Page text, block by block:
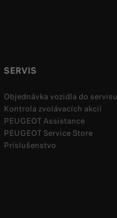
SERVIS
Objednávka vozidla do servisu
Kontrola zvolávacích akcií
PEUGEOT Assistance
PEUGEOT Service Store
Príslušenstvo